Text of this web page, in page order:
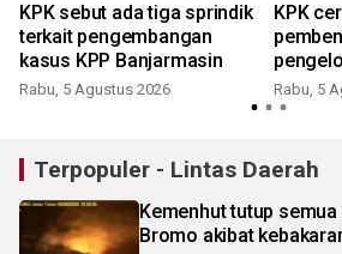
KPK sebut ada tiga sprindik
terkait pengembangan
kasus KPP Banjarmasin
Rabu, 5 Agustus 2026
KPK
Rabu, 5
Terpopuler - Lintas Daerah
Kemenhut tutup
Bromo akibat